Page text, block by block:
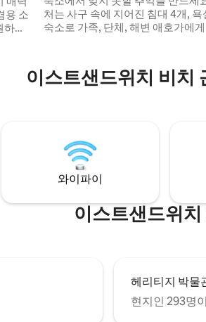
용 소
는
처는 사구 속에 지어진 침대 4개, 욕
숙소로 가족, 단체, 해변 애호가에게
편의시설이 갖춰져 있습니다. 상점, 레스토
랑, 양조장, 유명한 샌드위치 보드워
이스트샌드위치 비치
와이파이
이스트샌드위
헤리티지 박물
현지인 293명